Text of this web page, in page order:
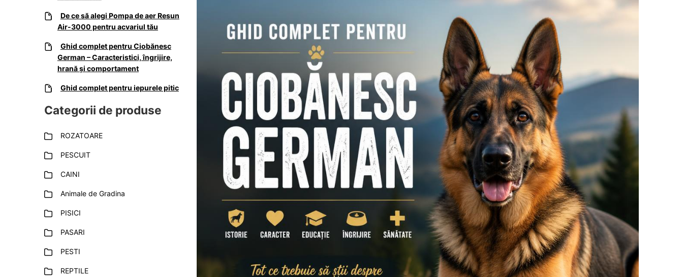
De ce să alegi Pompa de aer Resun
Air-3000 pentru acvariul tău
Ghid complet pentru Ciobănesc
German – Caracteristici, îngrijire,
hrană și comportament
Ghid complet pentru iepurele pitic
Categorii de produse
ROZATOARE
PESCUIT
CAINI
Animale de Gradina
PISICI
PASARI
PESTI
REPTILE